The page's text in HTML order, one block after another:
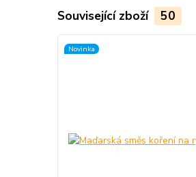
Související zboží 50
Novinka